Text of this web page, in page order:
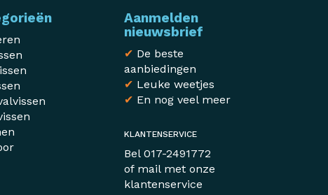
Aanmelden
nieuwsbrief
✔ De beste
aanbiedingen
✔ Leuke weetjes
✔ En nog veel meer
KLANTENSERVICE
Bel 017-2491772
of mail met onze
klantenservice